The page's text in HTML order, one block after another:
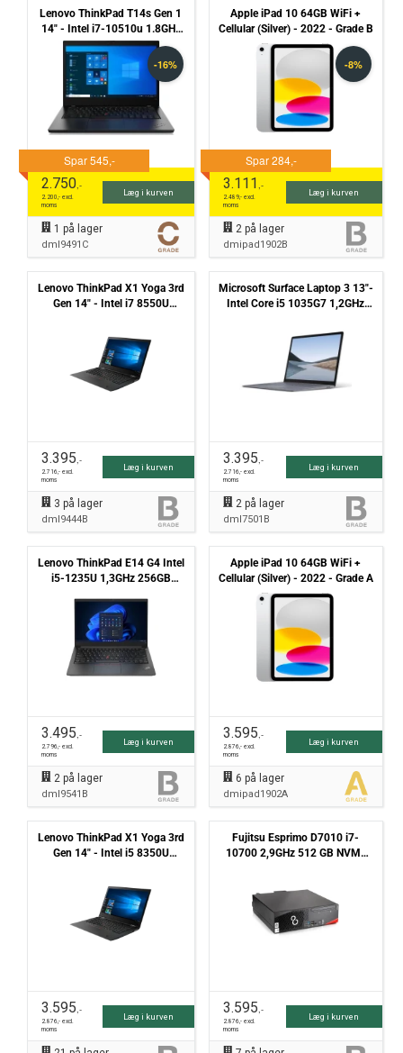
Lenovo ThinkPad T14s Gen 1
14" - Intel i7-10510u 1.8GHz
512GB NVMe 16GB Win11
Pro - Grade C
2.750,-
2.200,- excl.
moms
Læg i kurven
1 på lager
dml9491C
Apple iPad 10 64GB WiFi +
Cellular (Silver) - 2022 - Grade B
3.111 ,-
2.489,- excl.
moms
Læg i kurven
2på lager
dmipad1902B
Lenovo ThinkPad X1 Yoga 3rd
Gen 14" - Intel i7 8550U
Win11 Pro - Touchskærm -
Grade B
3.395,-
2.716,- excl.
moms
Læg i kurven
3 på lager
dml9444B
Microsoft Surface Laptop 3 13"-
Intel Core i5 1035G7 1,2GHz
Grade B
3.395,-
2.716,- excl.
moms
Læg i kurven
2på lager
dml7501B
Lenovo ThinkPad E14 G4 Intel
i5-1235U 1,3GHz 256GB
Grade B
3.495,-
2.796,- excl.
moms
Læg i kurven
2 på lager
dml9541B
Apple iPad 10 64GB WiFi +
Cellular (Silver) - 2022 - Grade A
3.595,-
2.876,- excl.
moms
Læg i kurven
6 på lager
dmipad1902A
Lenovo ThinkPad X1 Yoga 3rd
Gen 14" - Intel i5 8350U
Win11 Pro - Touchskærm -
Grade B
3.595,-
2.876,- excl.
moms
Læg i kurven
Fujitsu Esprimo D7010 i7-
10700 2,9GHz 512 GB NVMe
3.595,-
2.876,- excl.
moms
Læg i kurven